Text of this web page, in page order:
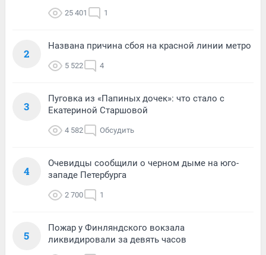
25 401 1
2
Названа причина сбоя на красной линии метро
5 522 4
3
Пуговка из «Папиных дочек»: что стало с
Екатериной Старшовой
4 582 Обсудить
4
Очевидцы сообщили о черном дыме на юго-
западе Петербурга
2 700 1
5
Пожар у Финляндского вокзала
ликвидировали за девять часов